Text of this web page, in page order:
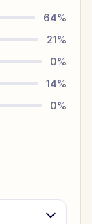
64%
21%
0%
14%
0%